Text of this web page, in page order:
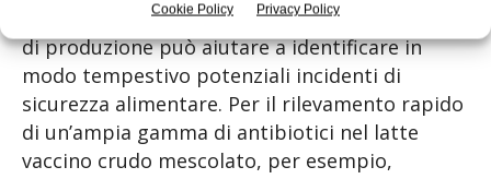
Cookie Policy Privacy Policy
Disporre di metodi di screening rapidi nei siti
di produzione può aiutare a identificare in
modo tempestivo potenziali incidenti di
sicurezza alimentare. Per il rilevamento rapido
di un’ampia gamma di antibiotici nel latte
vaccino crudo mescolato, per esempio,